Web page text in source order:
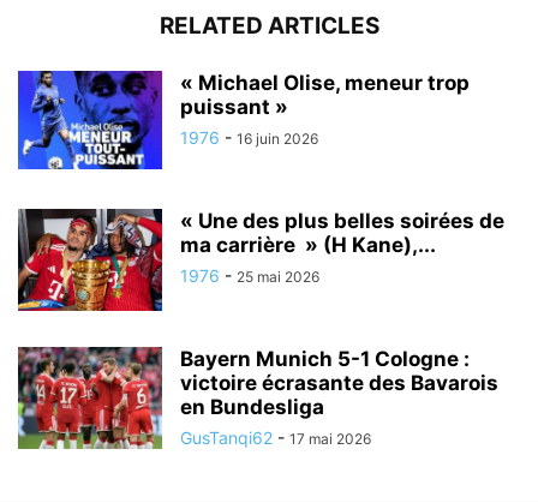
RELATED ARTICLES
« Michael Olise, meneur trop
puissant »
1976 - 16 juin 2026
« Une des plus belles soirées de
ma carrière » (H Kane),...
1976 - 25 mai 2026
Bayern Munich 5-1 Cologne :
victoire écrasante des Bavarois
en Bundesliga
GusTanqi62 - 17 mai 2026